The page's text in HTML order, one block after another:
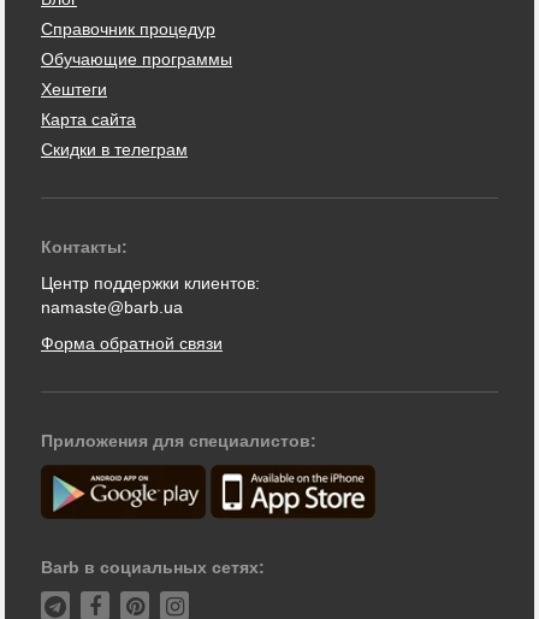
Справочник процедур
Обучающие программы
Хештеги
Карта сайта
Скидки в телеграм
Контакты:
Центр поддержки клиентов:
namaste@barb.ua
Форма обратной связи
Приложения для специалистов:
Barb в социальных сетях: